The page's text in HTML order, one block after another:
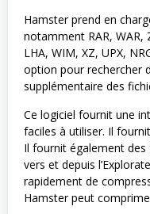
Hamster prend en
notamment RAR, WAR,
LHA, WIM, XZ, UPX,
option pour rechercher
supplémentaire des
Ce logiciel fournit une
faciles à utiliser. Il
Il fournit également
vers et depuis
rapidement de
Hamster peut